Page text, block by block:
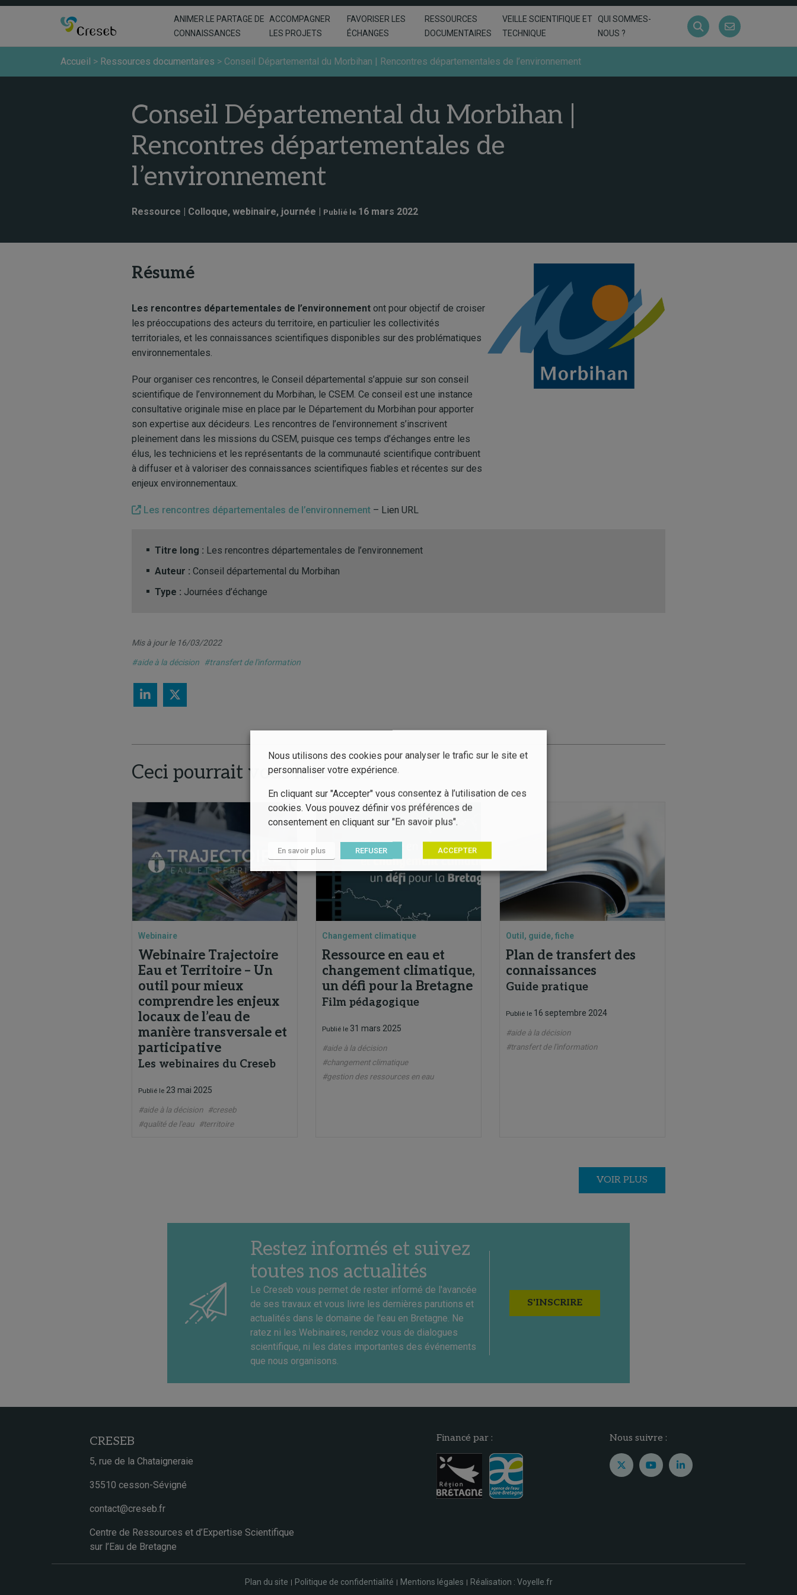
ANIMER LE PARTAGE DE
CONNAISSANCES
ACCOMPAGNER
LES PROJETS
FAVORISER LES
ÉCHANGES
RESSOURCES
DOCUMENTAIRES
VEILLE SCIENTIFIQUE ET
TECHNIQUE
QUI SOMMES-
NOUS ?
Accueil > Ressources documentaires > Conseil Départemental du Morbihan | Rencontres départementales de l’environnement
Conseil Départemental du Morbihan |
Rencontres départementales de
l’environnement
Ressource | Colloque, webinaire, journée | Publié le 16 mars 2022
Résumé
Les rencontres départementales de l’environnement ont pour objectif de croiser
les préoccupations des acteurs du territoire, en particulier les collectivités
territoriales, et les connaissances scientifiques disponibles sur des problématiques
environnementales.
Pour organiser ces rencontres, le Conseil départemental s’appuie sur son conseil
scientifique de l’environnement du Morbihan, le CSEM. Ce conseil est une instance
consultative originale mise en place par le Département du Morbihan pour apporter
son expertise aux décideurs. Les rencontres de l’environnement s’inscrivent
pleinement dans les missions du CSEM, puisque ces temps d’échanges entre les
élus, les techniciens et les représentants de la communauté scientifique contribuent
à diffuser et à valoriser des connaissances scientifiques fiables et récentes sur des
enjeux environnementaux.
Les rencontres départementales de l’environnement – Lien URL
Titre long : Les rencontres départementales de l’environnement
Auteur : Conseil départemental du Morbihan
Type : Journées d’échange
Mis à jour le 16/03/2022
#aide à la décision #transfert de l'information
Ceci pourrait vous intéresser
Webinaire
Webinaire Trajectoire
Eau et Territoire – Un
outil pour mieux
comprendre les enjeux
locaux de l’eau de
manière transversale et
participative
Les webinaires du Creseb
Publié le 23 mai 2025
#aide à la décision
#creseb
#qualité de l'eau
#territoire
Changement climatique
Ressource en eau et
changement climatique,
un défi pour la Bretagne
Film pédagogique
Publié le 31 mars 2025
#aide à la décision
#changement climatique
#gestion des ressources en eau
Outil, guide, fiche
Plan de transfert des
connaissances
Guide pratique
Publié le 16 septembre 2024
#aide à la décision
#transfert de l'information
VOIR PLUS
Restez informés et suivez
toutes nos actualités
Le Creseb vous permet de rester informé de l'avancée
de ses travaux et vous livre les dernières parutions et
actualités dans le domaine de l'eau en Bretagne. Ne
ratez ni les Webinaires, rendez vous de dialogues
scientifique, ni les dates importantes des événements
que nous organisons.
S'INSCRIRE
CRESEB
5, rue de la Chataigneraie
35510 cesson-Sévigné
contact@creseb.fr
Centre de Ressources et d’Expertise Scientifique
sur l’Eau de Bretagne
Financé par : Nous suivre :
Plan du site Politique de confidentialité Mentions légales Réalisation : Voyelle.fr
Nous utilisons des cookies pour analyser le trafic sur le site et
personnaliser votre expérience.
En cliquant sur "Accepter" vous consentez à l’utilisation de ces
cookies. Vous pouvez définir vos préférences de
consentement en cliquant sur "En savoir plus".
En savoir plus REFUSER ACCEPTER